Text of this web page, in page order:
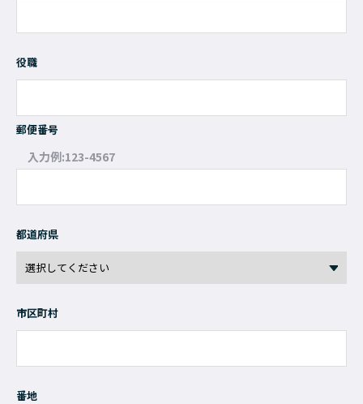
役職
郵便番号
入力例:123-4567
都道府県
市区町村
番地